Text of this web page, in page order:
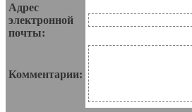
Адрес
электронной
почты:
Комментарии: